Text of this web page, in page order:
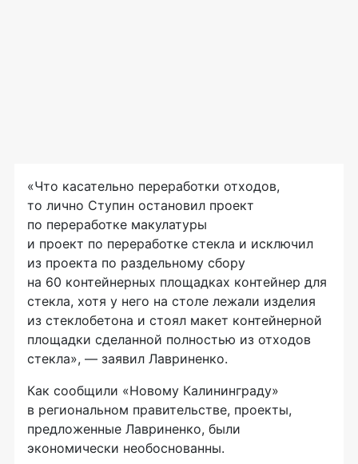
«Что касательно переработки отходов,
то лично Ступин остановил проект
по переработке макулатуры
и проект по переработке стекла и исключил
из проекта по раздельному сбору
на 60 контейнерных площадках контейнер для
стекла, хотя у него на столе лежали изделия
из стеклобетона и стоял макет контейнерной
площадки сделанной полностью из отходов
стекла», — заявил Лавриненко.
Как сообщили «Новому Калининграду»
в региональном правительстве, проекты,
предложенные Лавриненко, были
экономически необоснованны.